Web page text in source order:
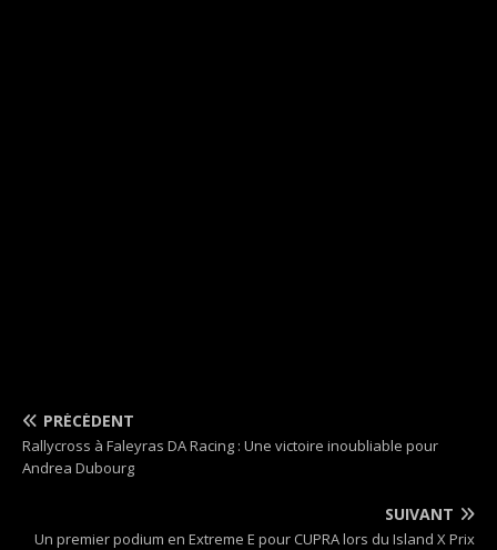
PRÉCÉDENT
Rallycross à Faleyras DA Racing : Une victoire inoubliable pour
Andrea Dubourg
SUIVANT
Un premier podium en Extreme E pour CUPRA lors du Island X Prix